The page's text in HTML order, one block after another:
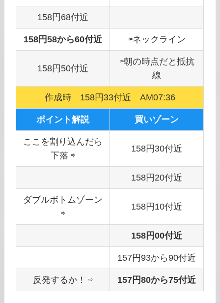
158円68付近
158円58から60付近 ⇦ネックライン
158円50付近
⇦朝の時点だと抵抗
線
作成時 158円33付近 AM07:36
ポイント解説 買いゾーン
ここを割り込んだら
下落 ⇨
158円30付近
158円20付近
ダブルボトムゾーン
⇨
158円10付近
158円00付近
157円93から90付近
反発するか！ ⇨ 157円80から75付近